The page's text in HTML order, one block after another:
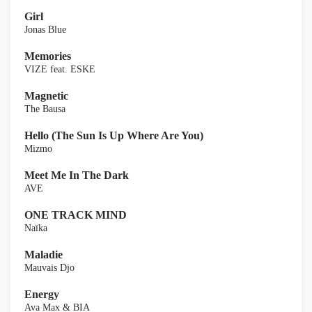
Girl
Jonas Blue
Memories
VIZE feat. ESKE
Magnetic
The Bausa
Hello (The Sun Is Up Where Are You)
Mizmo
Meet Me In The Dark
AVE
ONE TRACK MIND
Naïka
Maladie
Mauvais Djo
Energy
Ava Max & BIA